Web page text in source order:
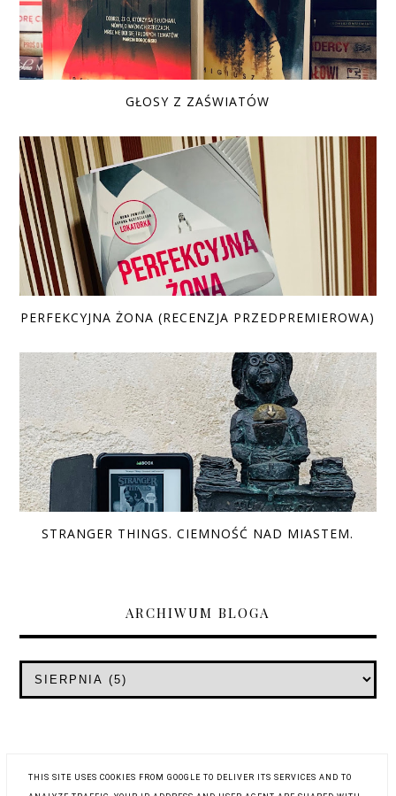
GŁOSY Z ZAŚWIATÓW
PERFEKCYJNA ŻONA (RECENZJA PRZEDPREMIEROWA)
STRANGER THINGS. CIEMNOŚĆ NAD MIASTEM.
ARCHIWUM BLOGA
THIS SITE USES COOKIES FROM GOOGLE TO DELIVER ITS SERVICES AND TO